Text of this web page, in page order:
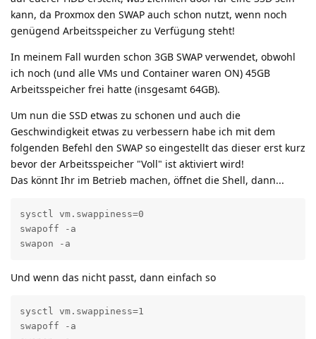
kann, da Proxmox den SWAP auch schon nutzt, wenn noch
genügend Arbeitsspeicher zu Verfügung steht!
In meinem Fall wurden schon 3GB SWAP verwendet, obwohl
ich noch (und alle VMs und Container waren ON) 45GB
Arbeitsspeicher frei hatte (insgesamt 64GB).
Um nun die SSD etwas zu schonen und auch die
Geschwindigkeit etwas zu verbessern habe ich mit dem
folgenden Befehl den SWAP so eingestellt das dieser erst kurz
bevor der Arbeitsspeicher "Voll" ist aktiviert wird!
Das könnt Ihr im Betrieb machen, öffnet die Shell, dann...
sysctl vm.swappiness=0
swapoff -a
swapon -a
Und wenn das nicht passt, dann einfach so
sysctl vm.swappiness=1
swapoff -a